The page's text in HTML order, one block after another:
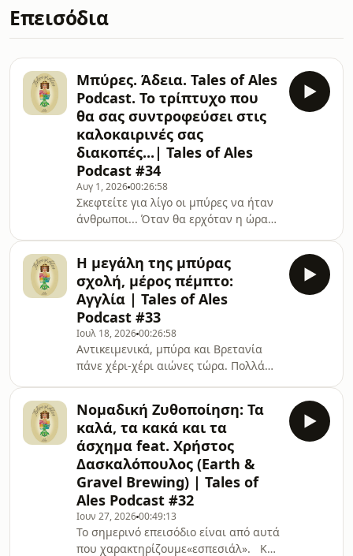
Επεισόδια
Μπύρες. Άδεια. Tales of Ales
Podcast. Το τρίπτυχο που
θα σας συντροφεύσει στις
καλοκαιρινές σας
διακοπές...| Tales of Ales
Podcast #34
Αυγ 1, 202600:26:58
Σκεφτείτε για λίγο οι μπύρες να ήταν
άνθρωποι... Όταν θα ερχόταν η ώρα
ουσιαστικά θα μιλήσουμε για τον
χαρακτήρα διαφόρων γνωστών ειδών
μπύρας. Η διαφορά εδώ, όμως, είναι
ότι θα το αναλύσουμε λίγο πιο
δημιουργικά: Μέσα από το context
των καλοκαιρινών διακοπών!Η
Imperial Stout θα προτιμούσε βουνό
ή θάλασσα; Πού θα πήγαινε η διάσημ
Η μεγάλη της μπύρας
σχολή, μέρος πέμπτο:
Αγγλία | Tales of Ales
Podcast #33
Ιουλ 18, 202600:26:58
Αντικειμενικά, μπύρα και Βρετανία
πάνε χέρι-χέρι αιώνες τώρα. Πολλά
Barley Wines) δημιουργήθηκαν στη
Γηραιά Αλβιόνα, και συνεχίζουν να
παράγονται από ουκ ολίγες
μικροζυθοποιίες, παγκοσμίως. Είναι
μπύρες που τις έχει αγκαλιάσει ο
κόσμος, και ποτέ δεν θα σταματήσει
να τις λαχταρά. Ως εκ τούτου,
αντιλαμβανόμαστε πόσο επιδραστική
είνα
Νομαδική Ζυθοποίηση: Τα
καλά, τα κακά και τα
άσχημα feat. Χρήστος
Δασκαλόπουλος (Earth &
Gravel Brewing) | Tales of
Ales Podcast #32
Ιουν 27, 202600:49:13
Το σημερινό επεισόδιο είναι από αυτά
που χαρακτηρίζουμε«εσπεσιάλ». Και